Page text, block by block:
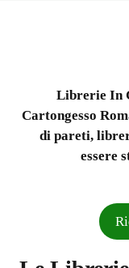
Librerie In
Cartongesso
di pareti,
essere